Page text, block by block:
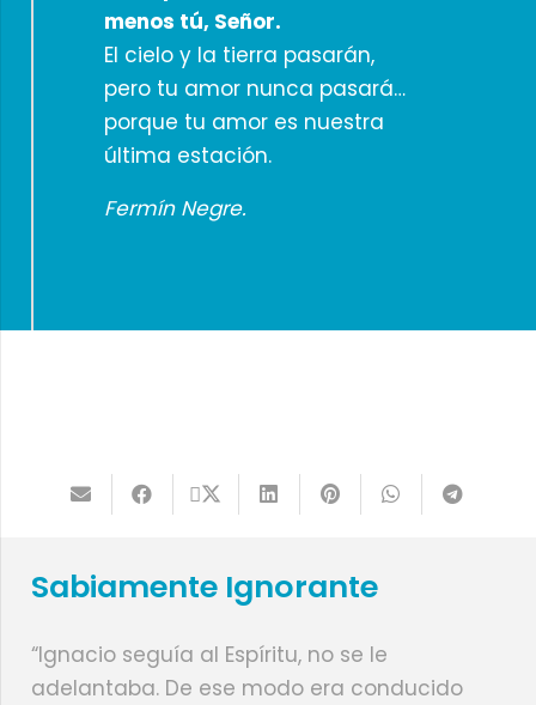
menos tú, Señor.
El cielo y la tierra pasarán,
pero tu amor nunca pasará…
porque tu amor es nuestra
última estación.
Fermín Negre.
Sabiamente Ignorante
“Ignacio seguía al Espíritu, no se le
adelantaba. De ese modo era conducido